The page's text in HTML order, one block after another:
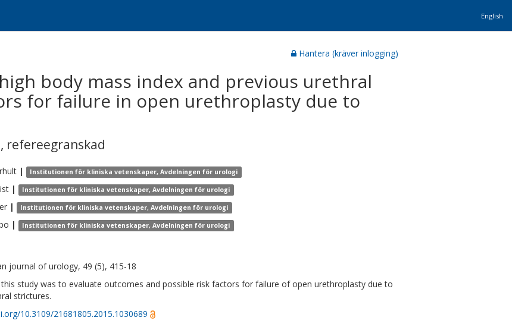
English
Hantera (kräver inlogging)
body mass index and previous urethral
for failure in open urethroplasty due to
, refereegranskad
| Institutionen för kliniska vetenskaper, Avdelningen för urologi
| Institutionen för kliniska vetenskaper, Avdelningen för urologi
| Institutionen för kliniska vetenskaper, Avdelningen för urologi
| Institutionen för kliniska vetenskaper, Avdelningen för urologi
journal of urology, 49 (5), 415-18
study was to evaluate outcomes and possible risk factors for failure of open urethroplasty due to
strictures.
10.3109/21681805.2015.1030689